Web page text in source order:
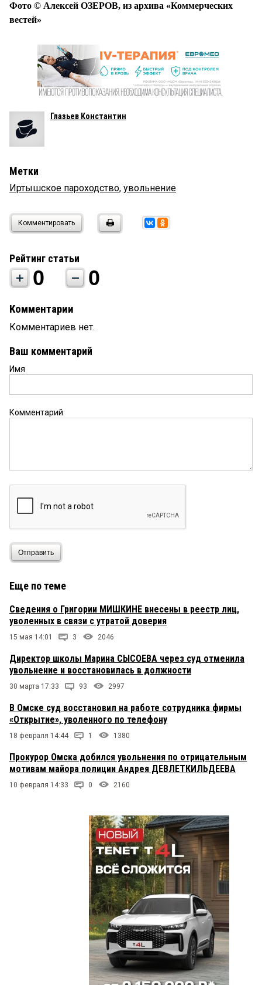
Фото © Алексей ОЗЕРОВ, из архива «Коммерческих
вестей»
Глазьев Константин
Метки
Иртышское пароходство, увольнение
Комментировать
Рейтинг статьи
0 0
Комментарии
Комментариев нет.
Ваш комментарий
Имя
Комментарий
Отправить
Еще по теме
Сведения о Григории МИШКИНЕ внесены в реестр лиц,
уволенных в связи с утратой доверия
15 мая 14:01 3 2046
Директор школы Марина СЫСОЕВА через суд отменила
увольнение и восстановилась в должности
30 марта 17:33 93 2997
В Омске суд восстановил на работе сотрудника фирмы
«Открытие», уволенного по телефону
18 февраля 14:44 1 1380
Прокурор Омска добился увольнения по отрицательным
мотивам майора полиции Андрея ДЕВЛЕТКИЛЬДЕЕВА
10 февраля 14:33 0 2160